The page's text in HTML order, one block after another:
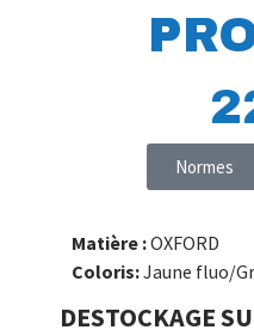
Normes
Matière :OXFORD
Coloris:Jaune fluo/
DESTOCKAGE